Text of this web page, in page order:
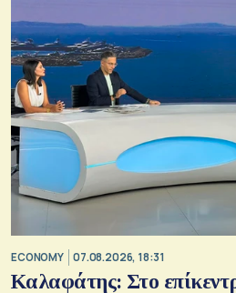
ECONOMY 07.08.2026, 18:31
Καλαφάτης: Στο